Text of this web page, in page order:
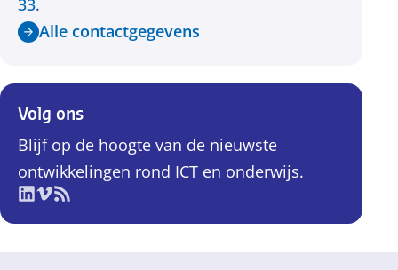
Alle contactgegevens
Volg ons
Blijf op de hoogte van de nieuwste
ontwikkelingen rond ICT en onderwijs.
Volg ons op LinkedIn
Volg ons op Vimeo
Volg ons op RSS